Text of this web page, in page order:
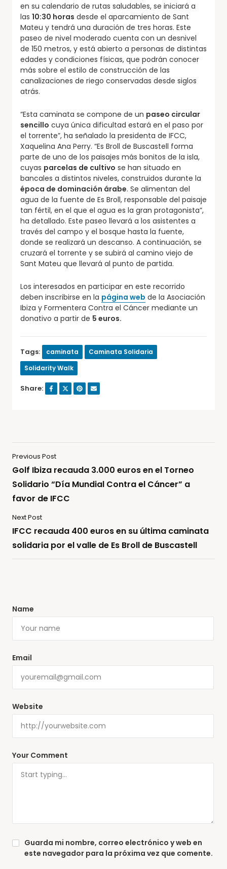
en su calendario de rutas saludables, se iniciará a
las 10:30 horas desde el aparcamiento de Sant
Mateu y tendrá una duración de tres horas. Este
paseo de nivel moderado cuenta con un desnivel
de 150 metros, y está abierto a personas de distintas
edades y condiciones físicas, que podrán conocer
más sobre el estilo de construcción de las
canalizaciones de riego conservadas desde siglos
atrás.
“Esta caminata se compone de un paseo circular
sencillo cuya única dificultad estará en el paso por
el torrente”, ha señalado la presidenta de IFCC,
Xaquelina Ana Perry. “Es Broll de Buscastell forma
parte de uno de los paisajes más bonitos de la isla,
cuyas parcelas de cultivo se han situado en
bancales a distintos niveles, construidos durante la
época de dominación árabe. Se alimentan del
agua de la fuente de Es Broll, responsable del paisaje
tan fértil, en el que el agua es la gran protagonista”,
ha detallado. Este paseo llevará a los asistentes a
través del campo y el bosque hasta la fuente,
donde se realizará un descanso. A continuación, se
cruzará el torrente y se subirá al camino viejo de
Sant Mateu que llevará al punto de partida.
Los interesados en participar en este recorrido
deben inscribirse en la página web de la Asociación
Ibiza y Formentera Contra el Cáncer mediante un
donativo a partir de 5 euros.
Tags: caminata
Caminata Solidaria
Solidarity Walk
Share:
Previous Post
Golf Ibiza recauda 3.000 euros en el Torneo
Solidario “Día Mundial Contra el Cáncer” a
favor de IFCC
Next Post
IFCC recauda 400 euros en su última caminata
solidaria por el valle de Es Broll de Buscastell
Your Comment
Name
Email
Website
Guarda mi nombre, correo electrónico y web en
este navegador para la próxima vez que comente.